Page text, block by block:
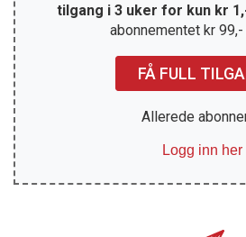
tilgang i 3 uker for kun kr
abonnementet kr 99,-
FÅ FULL
Allerede
Logg inn her